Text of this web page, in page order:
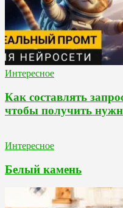
Интересное
Как составлять
чтобы получить
Интересное
Белый камень